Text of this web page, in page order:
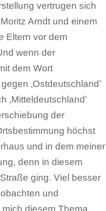
vertrugen sich
Arndt und einem
Eltern vor dem
wenn der
dem Wort
‚Ostdeutschland’
der
höchst
und in dem meiner
denn in diesem
ging. Viel besser
und
diesem Thema